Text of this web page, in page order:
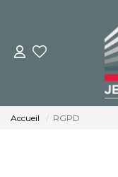
Accueil RGPD